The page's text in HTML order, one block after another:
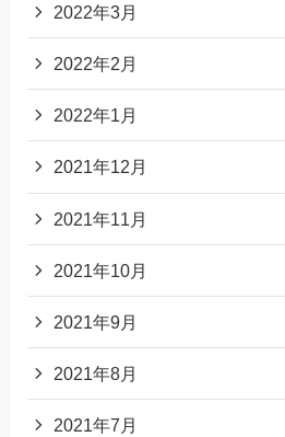
2022年3月
2022年2月
2022年1月
2021年12月
2021年11月
2021年10月
2021年9月
2021年8月
2021年7月